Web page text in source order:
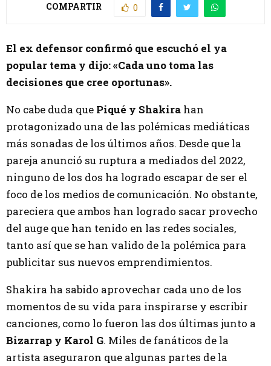
COMPARTIR 0
El ex defensor confirmó que escuchó el ya
popular tema y dijo: «Cada uno toma las
decisiones que cree oportunas».
No cabe duda que Piqué y Shakira han
protagonizado una de las polémicas mediáticas
más sonadas de los últimos años. Desde que la
pareja anunció su ruptura a mediados del 2022,
ninguno de los dos ha logrado escapar de ser el
foco de los medios de comunicación. No obstante,
pareciera que ambos han logrado sacar provecho
del auge que han tenido en las redes sociales,
tanto así que se han valido de la polémica para
publicitar sus nuevos emprendimientos.
Shakira ha sabido aprovechar cada uno de los
momentos de su vida para inspirarse y escribir
canciones, como lo fueron las dos últimas junto a
Bizarrap y Karol G. Miles de fanáticos de la
artista aseguraron que algunas partes de la